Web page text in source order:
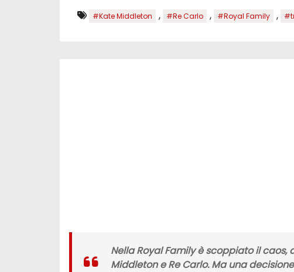
#Kate Middleton , #Re Carlo , #Royal Family ,
Nella Royal Family è scoppiato il
Middleton e Re Carlo. Ma una